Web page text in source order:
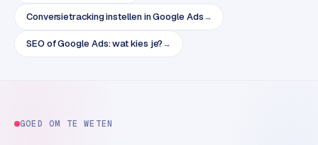
F
i
e
n
Conversietracking instellen in Google Ads→
SEO of Google Ads: wat kies je?→
GOED OM TE WETEN